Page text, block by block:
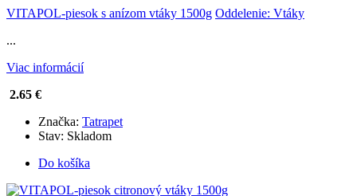
VITAPOL-piesok s anízom vtáky 1500g Oddelenie: Vtáky
...
Viac informácií
2.65 €
Značka: Tatrapet
Stav: Skladom
Do košíka